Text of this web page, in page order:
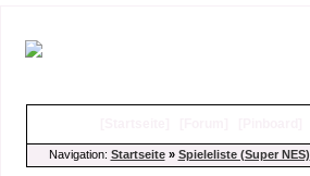
Navigation: Startseite» Spieleliste (Super NES)